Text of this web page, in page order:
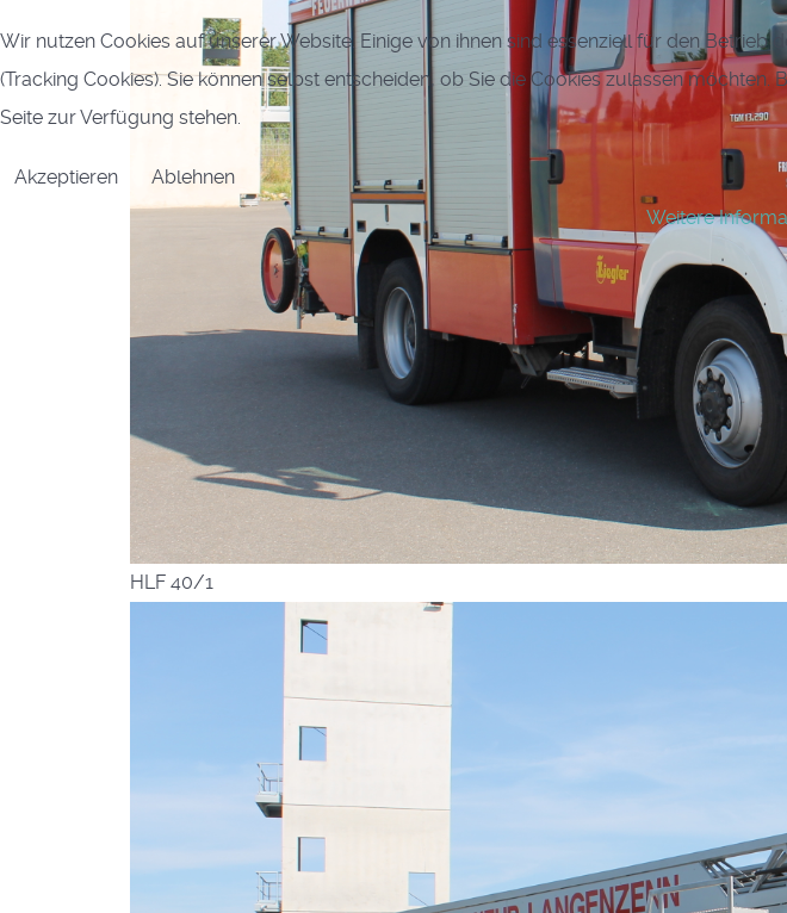
HLF 40/1
Wir nutzen Cookies auf unserer Website. Einige von ihnen sind essenziell für den
(Tracking Cookies). Sie können selbst entscheiden, ob Sie die Cookies zulassen
Seite zur Verfügung stehen.
Akzeptieren
Ablehnen
Weitere